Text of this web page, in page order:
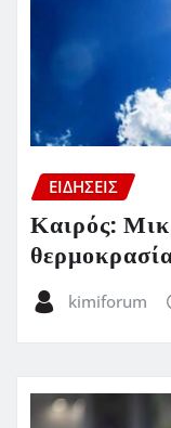
ΕΙΔΗΣΕΙΣ
Καιρός:
kimiforum